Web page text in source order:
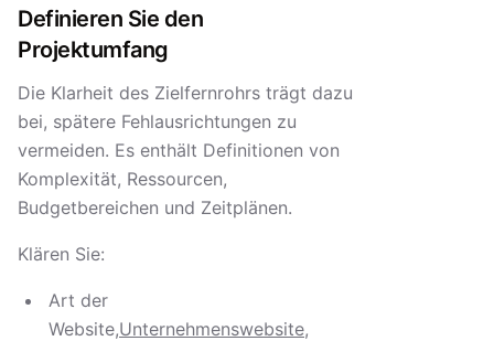
Definieren Sie den
Projektumfang
Die Klarheit des Zielfernrohrs trägt dazu
bei, spätere Fehlausrichtungen zu
vermeiden. Es enthält Definitionen von
Komplexität, Ressourcen,
Budgetbereichen und Zeitplänen.
Klären Sie:
Art der
Website,Unternehmenswebsite,